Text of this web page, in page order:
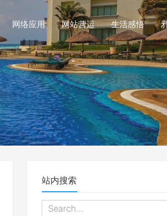
网络应用 网站营运 生活感悟
站内搜索